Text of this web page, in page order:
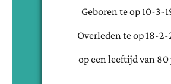
Geboren teop 10-3-
Overleden teop 18-2-
op een leeftijd van 80